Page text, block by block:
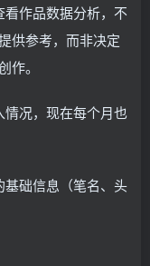
作品数据分析，不
供参考，而非决定
作。
况，现在每个月也
础信息（笔名、头